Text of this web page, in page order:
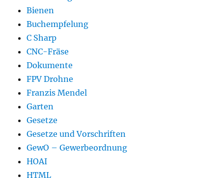
Bienen
Buchempfelung
C Sharp
CNC-Fräse
Dokumente
FPV Drohne
Franzis Mendel
Garten
Gesetze
Gesetze und Vorschriften
GewO – Gewerbeordnung
HOAI
HTML